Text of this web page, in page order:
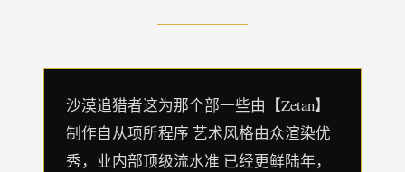
沙漠追猎者这为那个部一些由【Zetan】
制作自从项所程序 艺术风格由众渲染优
秀，业内部顶级流水准 已经更鲜陆年，